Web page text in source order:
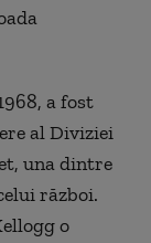
a fost
al Diviziei
una dintre
război.
o